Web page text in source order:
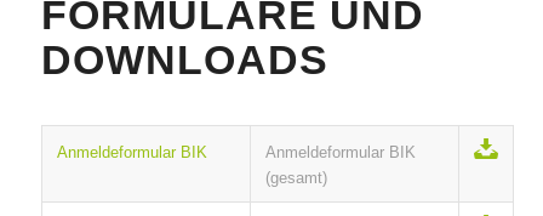
FORMULARE UND
DOWNLOADS
Anmeldeformular BIK
Anmeldeformular BIK
(gesamt)